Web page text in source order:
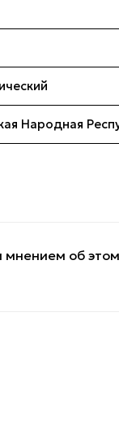
Народная
мнением об этом